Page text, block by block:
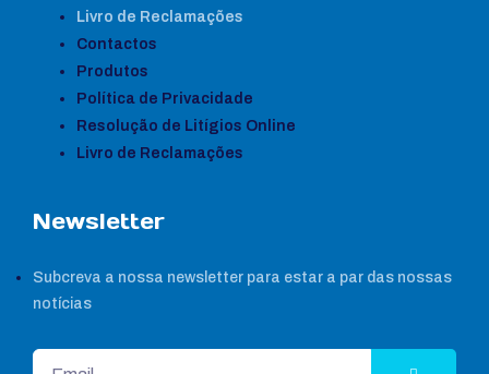
Livro de Reclamações
Contactos
Produtos
Política de Privacidade
Resolução de Litígios Online
Livro de Reclamações
Newsletter
Subcreva a nossa newsletter para estar a par das nossas
notícias